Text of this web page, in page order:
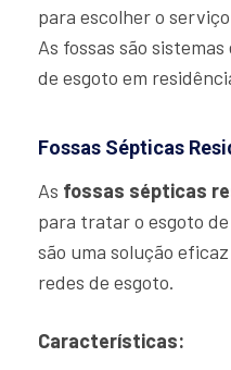
para escolher o
As fossas são
de esgoto em
Fossas Sépticas
As fossas sépticas
para tratar o esgoto de
são uma solução
redes de esgoto.
Características: